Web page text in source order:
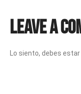
Leave a
Lo siento, debes estar